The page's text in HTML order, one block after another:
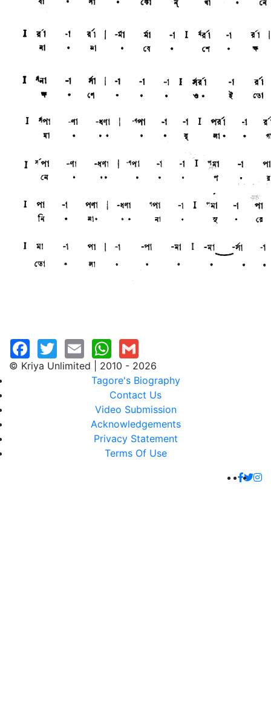
© Kriya Unlimited | 2010 - 2026
Tagore's Biography
Contact Us
Video Submission
Acknowledgements
Privacy Statement
Terms Of Use